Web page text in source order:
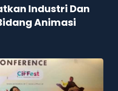
Industri Dan
Animasi